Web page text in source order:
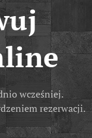
wcześniej.
rezerwacji.